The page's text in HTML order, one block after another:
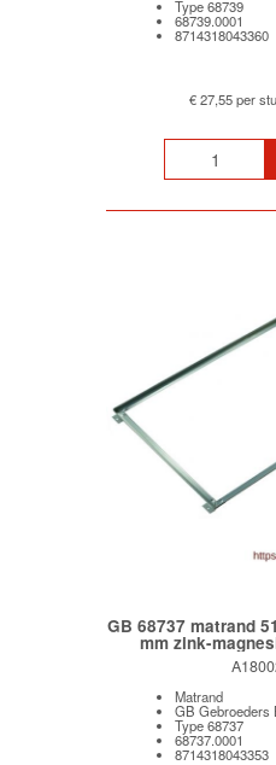
Type 68739
68739.0001
8714318043360
€ 27,55 per
GB 68737 matrand
mm zink-
Matrand
GB Gebroeders
Type 68737
68737.0001
8714318043353